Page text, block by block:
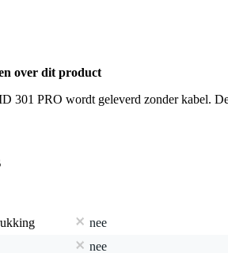
over dit product
301 PRO wordt geleverd zonder kabel.
nee
nee